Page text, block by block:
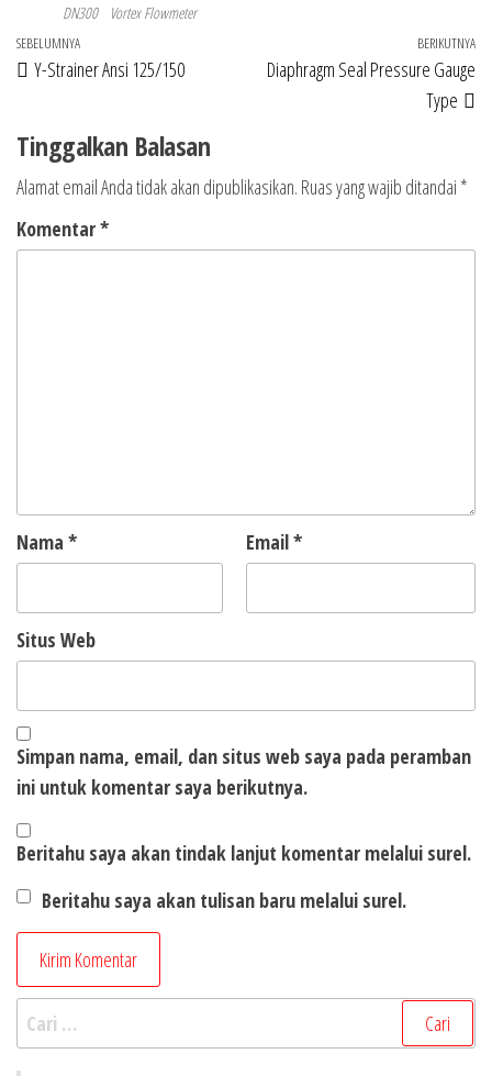
DN300
Vortex Flowmeter
Navigasi
pos
Pos
Sebelumnya
SEBELUMNYA
Y-Strainer Ansi 125/150
BERIKUTNYA
Diaphragm Seal Pressure Gauge
Type
Tinggalkan Balasan
Alamat email Anda tidak akan dipublikasikan. Ruas yang wajib ditandai *
Komentar*
Nama * Email*
Situs Web
Simpan nama, email, dan situs web saya pada peramban
ini untuk komentar saya berikutnya.
Beritahu saya akan tindak lanjut komentar melalui surel.
Beritahu saya akan tulisan baru melalui surel.
Cari
untuk: